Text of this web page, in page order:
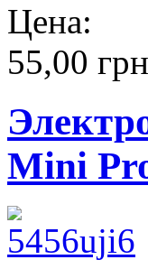
Цена:
55,00
Mini